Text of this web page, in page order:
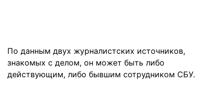
По данным двух журналистских источников,
знакомых с делом, он может быть либо
действующим, либо бывшим сотрудником СБУ.